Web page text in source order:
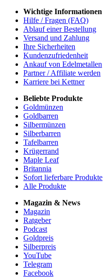
Wichtige Informationen
Hilfe / Fragen (FAQ)
Ablauf einer Bestellung
Versand und Zahlung
Ihre Sicherheiten
Kundenzufriedenheit
Ankauf von Edelmetallen
Partner / Affiliate werden
Karriere bei Kettner
Beliebte Produkte
Goldmünzen
Goldbarren
Silbermünzen
Silberbarren
Tafelbarren
Krügerrand
Maple Leaf
Britannia
Sofort lieferbare Produkte
Alle Produkte
Magazin & News
Magazin
Ratgeber
Podcast
Goldpreis
Silberpreis
YouTube
Telegram
Facebook